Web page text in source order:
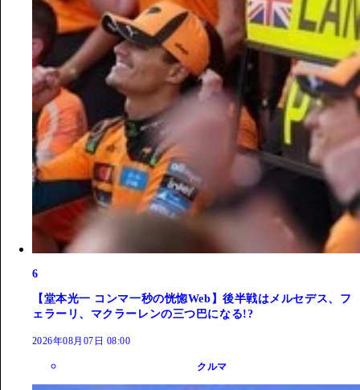
6
【堂本光一 コンマ一秒の恍惚Web】後半戦はメルセデス、フ
ェラーリ、マクラーレンの三つ巴になる!?
2026年08月07日 08:00
クルマ